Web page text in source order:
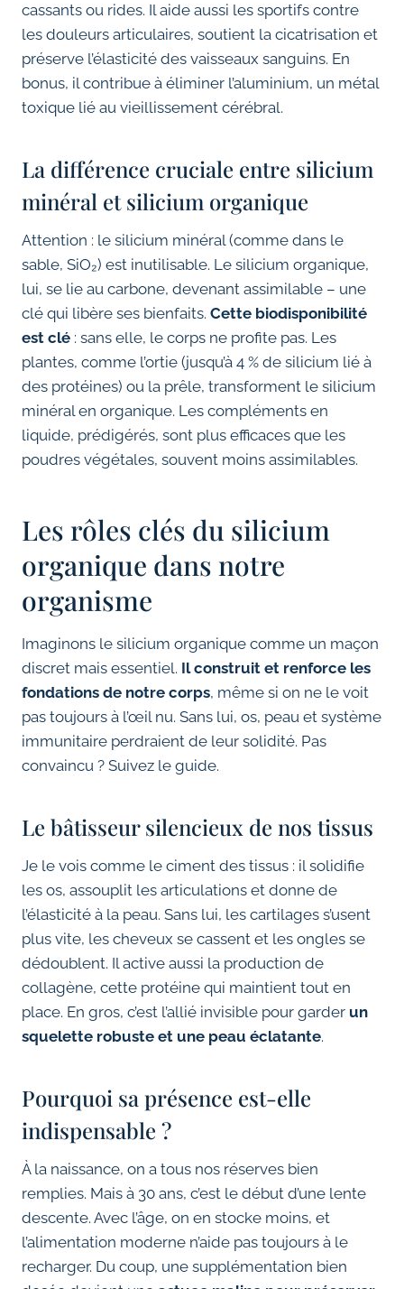
cassants ou rides. Il aide aussi les sportifs contre
les douleurs articulaires, soutient la cicatrisation et
préserve l’élasticité des vaisseaux sanguins. En
bonus, il contribue à éliminer l’aluminium, un métal
toxique lié au vieillissement cérébral.
La différence cruciale entre silicium
minéral et silicium organique
Attention : le silicium minéral (comme dans le
sable, SiO₂) est inutilisable. Le silicium organique,
lui, se lie au carbone, devenant assimilable – une
clé qui libère ses bienfaits. Cette biodisponibilité
est clé : sans elle, le corps ne profite pas. Les
plantes, comme l’ortie (jusqu’à 4 % de silicium lié à
des protéines) ou la prêle, transforment le silicium
minéral en organique. Les compléments en
liquide, prédigérés, sont plus efficaces que les
poudres végétales, souvent moins assimilables.
Les rôles clés du silicium
organique dans notre
organisme
Imaginons le silicium organique comme un maçon
discret mais essentiel. Il construit et renforce les
fondations de notre corps, même si on ne le voit
pas toujours à l’œil nu. Sans lui, os, peau et système
immunitaire perdraient de leur solidité. Pas
convaincu ? Suivez le guide.
Le bâtisseur silencieux de nos tissus
Je le vois comme le ciment des tissus : il solidifie
les os, assouplit les articulations et donne de
l’élasticité à la peau. Sans lui, les cartilages s’usent
plus vite, les cheveux se cassent et les ongles se
dédoublent. Il active aussi la production de
collagène, cette protéine qui maintient tout en
place. En gros, c’est l’allié invisible pour garder un
squelette robuste et une peau éclatante.
Pourquoi sa présence est-elle
indispensable ?
À la naissance, on a tous nos réserves bien
remplies. Mais à 30 ans, c’est le début d’une lente
descente. Avec l’âge, on en stocke moins, et
l’alimentation moderne n’aide pas toujours à le
recharger. Du coup, une supplémentation bien